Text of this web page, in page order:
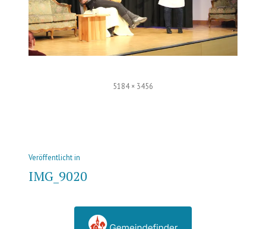
Volle
5184 × 3456
Beitrags-
Navigation
Veröffentlicht in
IMG_9020